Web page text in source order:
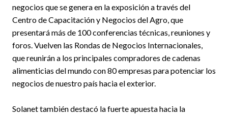
negocios que se genera en la exposición a través del
Centro de Capacitación y Negocios del Agro, que
presentará más de 100 conferencias técnicas, reuniones y
foros. Vuelven las Rondas de Negocios Internacionales,
que reunirán a los principales compradores de cadenas
alimenticias del mundo con 80 empresas para potenciar los
negocios de nuestro país hacia el exterior.
Solanet también destacó la fuerte apuesta hacia la